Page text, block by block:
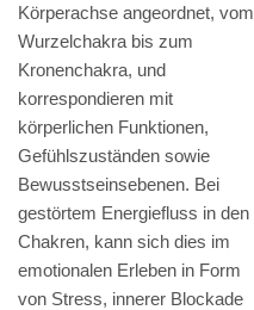
Körperachse angeordnet, vom
Wurzelchakra bis zum
Kronenchakra, und
korrespondieren mit
körperlichen Funktionen,
Gefühlszuständen sowie
Bewusstseinsebenen. Bei
gestörtem Energiefluss in den
Chakren, kann sich dies im
emotionalen Erleben in Form
von Stress, innerer Blockade